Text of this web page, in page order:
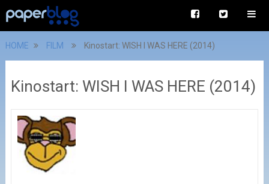
HOME FILM Kinostart: WISH I WAS HERE (2014)
Kinostart: WISH I WAS HERE (2014)